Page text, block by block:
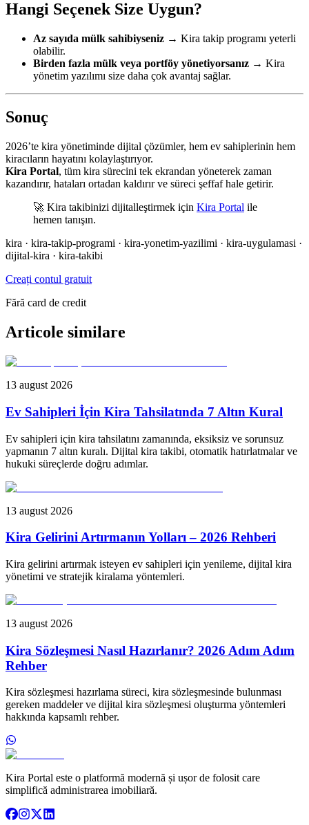
Hangi Seçenek Size Uygun?
Az sayıda mülk sahibiyseniz → Kira takip programı yeterli
olabilir.
Birden fazla mülk veya portföy yönetiyorsanız → Kira
yönetim yazılımı size daha çok avantaj sağlar.
Sonuç
2026’te kira yönetiminde dijital çözümler, hem ev sahiplerinin hem
kiracıların hayatını kolaylaştırıyor.
Kira Portal, tüm kira sürecini tek ekrandan yöneterek zaman
kazandırır, hataları ortadan kaldırır ve süreci şeffaf hale getirir.
🚀 Kira takibinizi dijitalleştirmek için Kira Portal ile
hemen tanışın.
kira · kira-takip-programi · kira-yonetim-yazilimi · kira-uygulamasi ·
dijital-kira · kira-takibi
Creați contul gratuit
Fără card de credit
Articole similare
13 august 2026
Ev Sahipleri İçin Kira Tahsilatında 7 Altın Kural
Ev sahipleri için kira tahsilatını zamanında, eksiksiz ve sorunsuz
yapmanın 7 altın kuralı. Dijital kira takibi, otomatik hatırlatmalar ve
hukuki süreçlerde doğru adımlar.
13 august 2026
Kira Gelirini Artırmanın Yolları – 2026 Rehberi
Kira gelirini artırmak isteyen ev sahipleri için yenileme, dijital kira
yönetimi ve stratejik kiralama yöntemleri.
13 august 2026
Kira Sözleşmesi Nasıl Hazırlanır? 2026 Adım Adım
Rehber
Kira sözleşmesi hazırlama süreci, kira sözleşmesinde bulunması
gereken maddeler ve dijital kira sözleşmesi oluşturma yöntemleri
hakkında kapsamlı rehber.
Kira Portal este o platformă modernă și ușor de folosit care
simplifică administrarea imobiliară.